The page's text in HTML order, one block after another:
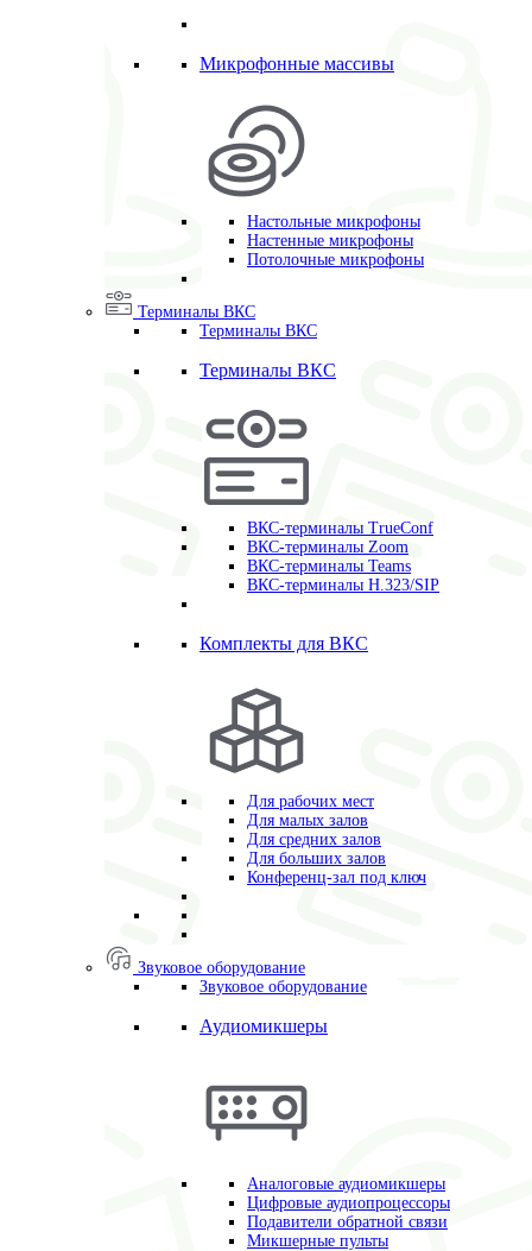
Микрофонные массивы
Настольные микрофоны
Настенные микрофоны
Потолочные микрофоны
Терминалы ВКС
Терминалы ВКС
Терминалы ВКС
ВКС-терминалы TrueConf
ВКС-терминалы Zoom
ВКС-терминалы Teams
ВКС-терминалы H.323/SIP
Комплекты для ВКС
Для рабочих мест
Для малых залов
Для средних залов
Для больших залов
Конференц-зал под ключ
Звуковое оборудование
Звуковое оборудование
Аудиомикшеры
Аналоговые аудиомикшеры
Цифровые аудиопроцессоры
Подавители обратной связи
Микшерные пульты